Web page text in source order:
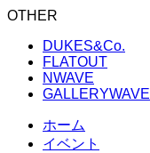
OTHER
DUKES&Co.
FLATOUT
NWAVE
GALLERYWAVE
ホーム
イベント